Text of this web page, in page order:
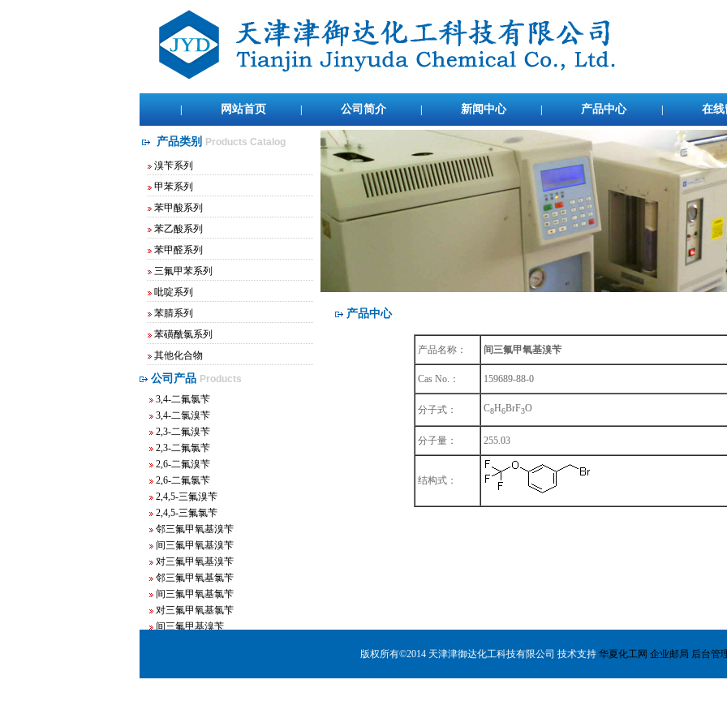
网站首页 公司简介 新闻中心 产品中心 在线
产品类别 Products Catalog
溴苄系列
甲苯系列
苯甲酸系列
苯乙酸系列
苯甲醛系列
三氟甲苯系列
吡啶系列
苯腈系列
苯磺酰氯系列
其他化合物
公司产品 Products
2,4-二氟溴苄
2,4-二氟氯苄
2,5-二氟溴苄
2,5-二氟氯苄
3,5-二氟氯苄
3,5-二氟溴苄
3,4-二氟溴苄
3,4-二氟氯苄
3,4-二氯溴苄
2,3-二氟溴苄
2,3-二氟氯苄
2,6-二氟溴苄
2,6-二氟氯苄
2,4,5-三氟溴苄
2,4,5-三氟氯苄
邻三氟甲氧基溴苄
间三氟甲氧基溴苄
对三氟甲氧基溴苄
邻三氟甲氧基氯苄
间三氟甲氧基氯苄
对三氟甲氧基氯苄
间三氟甲基溴苄
产品中心
产品名称： 间三氟甲氧基溴苄
Cas No.： 159689-88-0
分子式： C8H6BrF3O
分子量： 255.03
结构式：
版权所有©2014 天津津御达化工科技有限公司 技术支持 华夏化工网 企业邮局 后台管